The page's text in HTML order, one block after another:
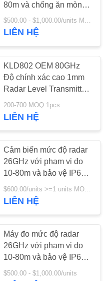
lưu
từ
134
vòng
325
80m và chống ăn mòn
để đo lường chất lỏng
và rắn
$500.00 - $1,000.00/units MOQ:1pcs
LIÊN HỆ
KLD802 OEM 80GHz
Độ chính xác cao 1mm
Radar Level Transmitter
với bảo vệ IP67 cho bể
nước
200-700 MOQ:1pcs
LIÊN HỆ
Cảm biến mức độ radar
26GHz với phạm vi đo
10-80m và bảo vệ IP67
cho silo và chất rắn
$600.00/units >=1 units MOQ:1pcs
LIÊN HỆ
Máy đo mức độ radar
26GHz với phạm vi đo
10-80m và bảo vệ IP67
để đo mức độ bể
$500.00 - $1,000.00/units